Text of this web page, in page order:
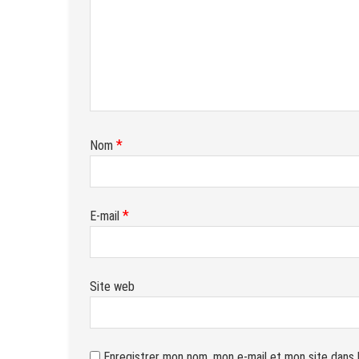
Nom *
E-mail *
Site web